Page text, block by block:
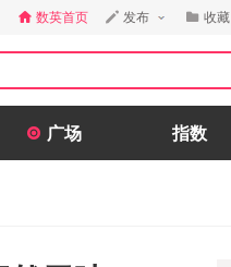
数英首页 发布 收藏
广场 指数